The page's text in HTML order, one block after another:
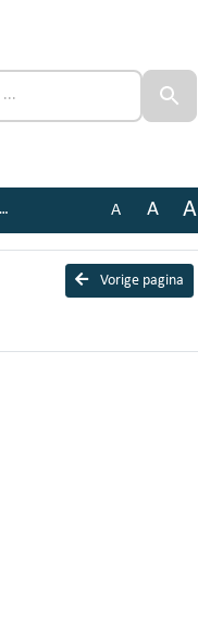
A A A
Vorige pagina